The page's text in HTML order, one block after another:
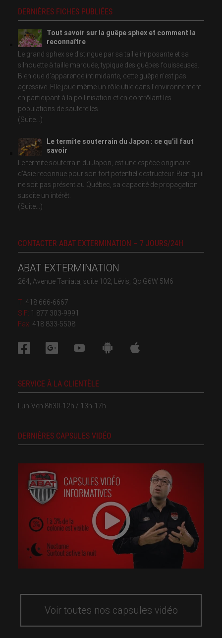
DERNIÈRES FICHES PUBLIÉES
Tout savoir sur la guêpe sphex et comment la
reconnaître
Le grand sphex se distingue par sa taille imposante et sa
silhouette à taille marquée, typique des guêpes fouisseuses.
Bien que d’apparence intimidante, cette guêpe n’est pas
agressive. Elle joue même un rôle utile dans l’environnement
en participant à la pollinisation et en contrôlant les
populations de sauterelles.
(Suite...)
Le termite souterrain du Japon : ce qu’il faut
savoir
Le termite souterrain du Japon, est une espèce originaire
d'Asie reconnue pour son fort potentiel destructeur. Bien qu'il
ne soit pas présent au Québec, sa capacité de propagation
suscite un intérêt.
(Suite...)
CONTACTER ABAT EXTERMINATION – 7 JOURS/24H
ABAT EXTERMINATION
264, Avenue Taniata, suite 102, Lévis, Qc G6W 5M6
T: 418 666-6667
S.F: 1 877 303-9991
Fax: 418 833-5508
SERVICE À LA CLIENTÈLE
Lun-Ven 8h30-12h / 13h-17h
DERNIÈRES CAPSULES VIDÉO
Voir toutes nos capsules vidéo